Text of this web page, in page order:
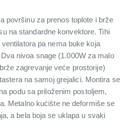
površinu za prenos toplote i brže
na standardne konvektore. Tihi
pa nema buke koja
nivoa snage (1.000W za malo
zagrevanje veće prostorije)
na samoj grejalici. Montira se
podu sa priloženim postoljem,
Metalno kućište ne deformiše se
a bela boja se uklapa u svaki